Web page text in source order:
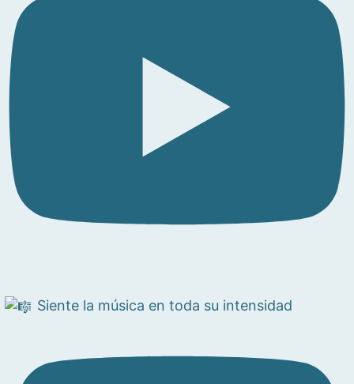
Siente la música en toda su intensidad